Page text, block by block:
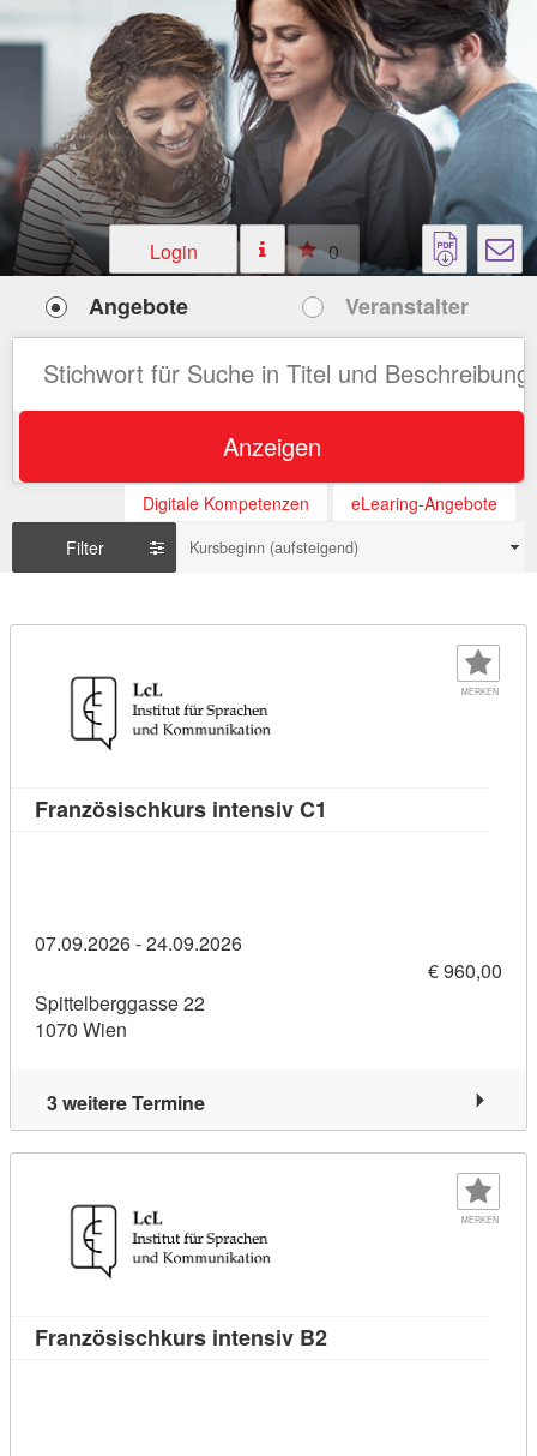
Login 0
Angebote Veranstalter
Anzeigen
Digitale Kompetenzen
eLearing-Angebote
Filter
Kursbeginn (aufsteigend)
MERKEN
Französischkurs intensiv C1
07.09.2026 - 24.09.2026
€ 960,00
Spittelberggasse 22
1070 Wien
3 weitere Termine
MERKEN
Französischkurs intensiv B2Kursdetail: